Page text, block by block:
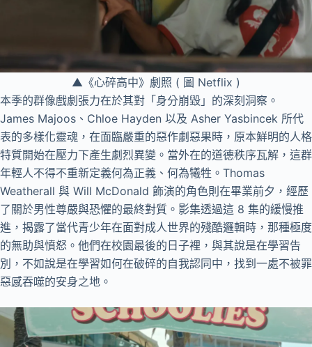
▲《心碎高中》劇照 ( 圖 Netflix )
本季的群像戲劇張力在於其對「身分崩毀」的深刻洞察。
James Majoos、Chloe Hayden 以及 Asher Yasbincek 所代
表的多樣化靈魂，在面臨嚴重的惡作劇惡果時，原本鮮明的人格
特質開始在壓力下產生劇烈異變。當外在的道德秩序瓦解，這群
年輕人不得不重新定義何為正義、何為犧牲。Thomas
Weatherall 與 Will McDonald 飾演的角色則在畢業前夕，經歷
了關於男性尊嚴與恐懼的最終對質。影集透過這 8 集的緩慢推
進，揭露了當代青少年在面對成人世界的殘酷邏輯時，那種極度
的無助與憤怒。他們在校園最後的日子裡，與其說是在學習告
別，不如說是在學習如何在破碎的自我認同中，找到一處不被罪
惡感吞噬的安身之地。